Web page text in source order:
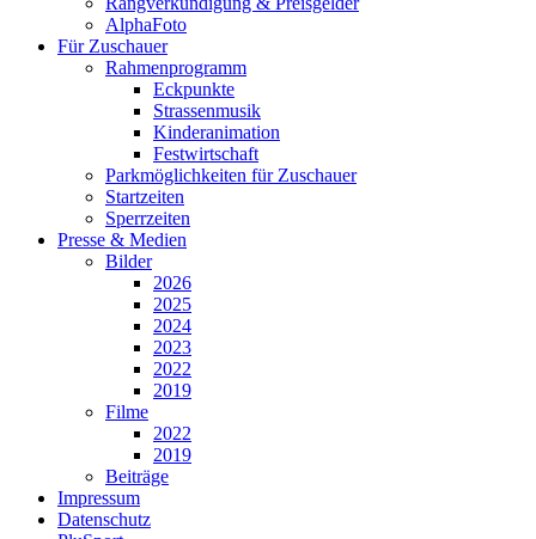
AlphaFoto
Für Zuschauer
Rahmenprogramm
Eckpunkte
Strassenmusik
Kinderanimation
Festwirtschaft
Parkmöglichkeiten für Zuschauer
Startzeiten
Sperrzeiten
Presse & Medien
Bilder
2026
2025
2024
2023
2022
2019
Filme
2022
2019
Beiträge
Impressum
Datenschutz